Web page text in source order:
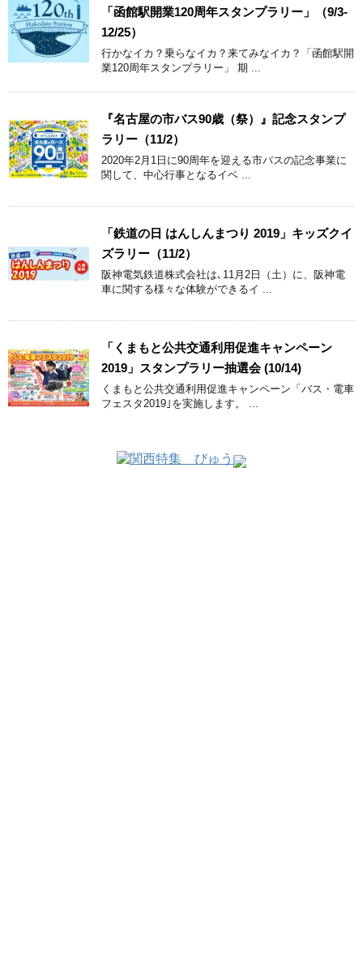
「函館駅開業120周年スタンプラリー」（9/3-
12/25）
行かなイカ？乗らなイカ？来てみなイカ？「函館駅開
業120周年スタンプラリー」 期 ...
『名古屋の市バス90歳（祭）』記念スタンプ
ラリー（11/2）
2020年2月1日に90周年を迎える市バスの記念事業に
関して、中心行事となるイベ ...
「鉄道の日 はんしんまつり 2019」キッズクイ
ズラリー（11/2）
阪神電気鉄道株式会社は､11月2日（土）に、阪神電
車に関する様々な体験ができるイ ...
「くまもと公共交通利用促進キャンペーン
2019」スタンプラリー抽選会 (10/14)
くまもと公共交通利用促進キャンペーン「バス・電車
フェスタ2019｣を実施します。 ...